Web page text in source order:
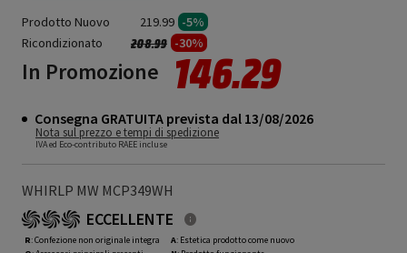
Prodotto Nuovo 219.99 -5%
Ricondizionato
Prezzo ridotto da
208.99a -30%
In Promozione 146.29
Consegna GRATUITA prevista dal 13/08/2026
Nota sul prezzo e tempi di spedizione
IVA ed Eco-contributo RAEE incluse
WHIRLP MW MCP349WH
ECCELLENTE
R: Confezione non originale integra
A: Estetica prodotto come nuovo